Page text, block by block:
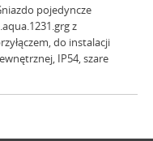
pojedyncze
z
do instalacji
IP54, szare